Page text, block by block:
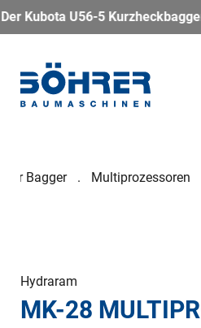
U56-5 Kurzheckbagger
für Bagger Multiprozessoren
Hydraram
MK-28